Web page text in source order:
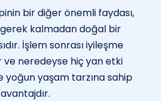
bir diğer önemli faydası,
kalmadan doğal bir
İşlem sonrası iyileşme
ve neredeyse hiç yan etki
yoğun yaşam tarzına sahip